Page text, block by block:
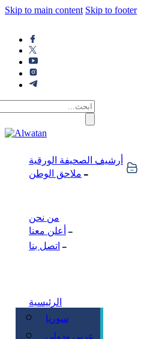
Skip to main content Skip to footer
أرشيف الصحيفة الورقية
ملاحق الوطن
من نحن
أعلن معنا
اتصل بنا
الرئيسية
سوريا
عربي ودولي